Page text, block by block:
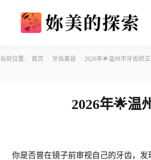
当前位置： 首页 牙齿美容 2026年🌟温州市牙齿矫
2026年🌟温
你是否曾在镜子前审视自己的牙齿，